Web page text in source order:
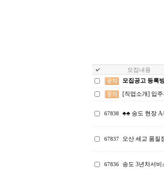
모집내용
모집공고 등록
[직업소개] 입
67838 ♣♣ 송도 현장
67837 오산 세교 품질
67836 송도 3년차서비